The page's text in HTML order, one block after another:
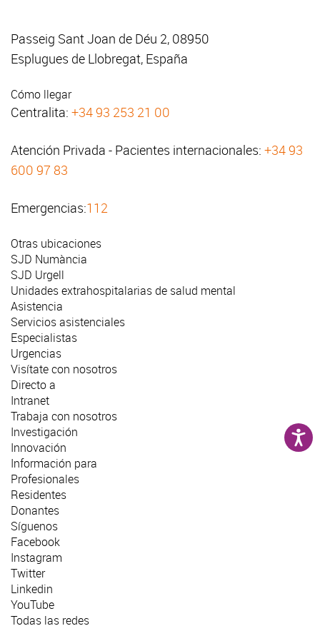
Passeig Sant Joan de Déu 2, 08950
Esplugues de Llobregat, España
Cómo llegar
Centralita: +34 93 253 21 00
Atención Privada - Pacientes internacionales: +34 93
600 97 83
Emergencias:112
Otras ubicaciones
SJD Numància
SJD Urgell
Unidades extrahospitalarias de salud mental
Asistencia
Servicios asistenciales
Especialistas
Urgencias
Visítate con nosotros
Directo a
Intranet
Trabaja con nosotros
Investigación
Innovación
Información para
Profesionales
Residentes
Donantes
Síguenos
Facebook
Instagram
Twitter
Linkedin
YouTube
Todas las redes